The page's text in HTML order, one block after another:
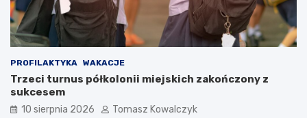
PROFILAKTYKA WAKACJE
Trzeci turnus półkolonii miejskich zakończony z
sukcesem
10 sierpnia 2026 Tomasz Kowalczyk